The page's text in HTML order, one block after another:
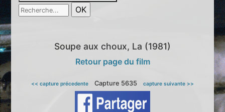
Soupe aux choux, La (1981)
Retour page du film
<< capture précedente Capture 5635 capture suivante >>